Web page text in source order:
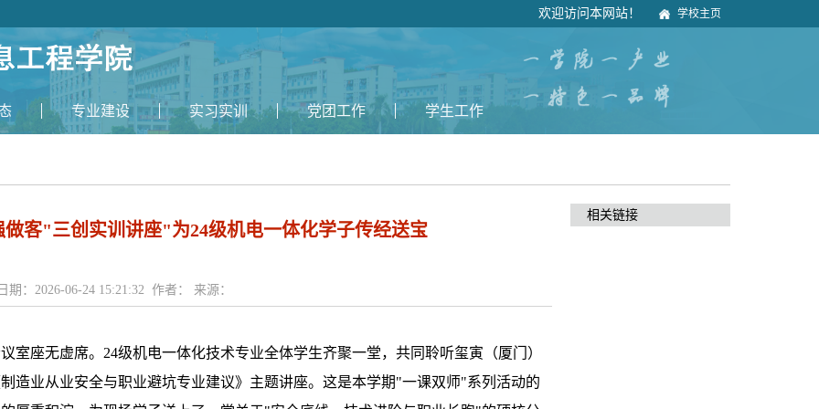
欢迎访问本网站！ 学校主页
专业建设 实习实训 党团工作 学生工作
客"三创实训讲座"为24级机电一体化学子传经送宝
期：2026-06-24 15:21:32 作者： 来源：
室座无虚席。24级机电一体化技术专业全体学生齐聚一堂，共同聆听玺寅（厦门）
造业从业安全与职业避坑专业建议》主题讲座。这是本学期"一课双师"系列活动的
相关链接